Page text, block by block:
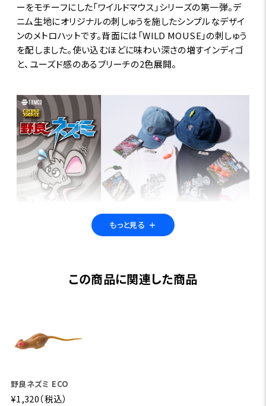
ーをモチーフにした「ワイルドマウス」シリーズの第一弾。デ
ニム生地にオリジナルの刺しゅうを施したシンプルなデザイ
ンのメトロハットです。背面には「WILD MOUSE」の刺しゅう
を配しました。使い込むほどに味わい深さの増すインディゴ
と、ユーズド感のあるブリーチの2色展開。
を尽くしても、抗うことのできない運命の時が来る。”
驚異的なスキッピング性能と、高速首振りアクションが強烈
もっと見る ＋
この商品に関連した商品
野良ネズミ ECO
¥1,320（税込）